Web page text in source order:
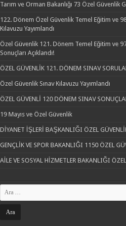
Tarım ve Orman Bakanlığı 73 Özel Güvenlik
122. Dönem Özel Güvenlik Temel Eğitim ve
Kılavuzu Yayımlandı
Özel Güvenlik 121. Dönem Temel Eğitim ve
Sonuçları Açıklandı!
ÖZEL GÜVENLİK 121. DÖNEM SINAV
Özel Güvenlik Sınav Kılavuzu Yayımlandı
ÖZEL GÜVENLİ 120 DÖNEM SINAV
19 Mayıs ve Özel Güvenlik
DİYANET İŞLERİ BAŞKANLIĞI ÖZEL
GENÇLİK VE SPOR BAKANLIĞI 1150 ÖZEL
AİLE VE SOSYAL HİZMETLER BAKANLIĞI